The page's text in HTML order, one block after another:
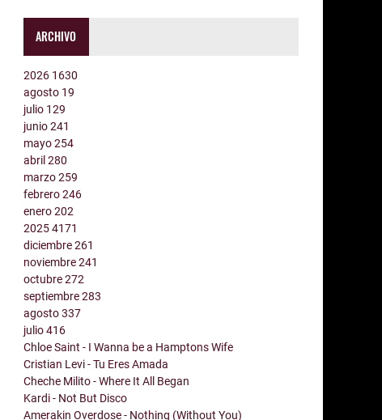
ARCHIVO
2026 1630
agosto 19
julio 129
junio241
mayo254
abril280
marzo259
febrero246
enero202
20254171
diciembre261
noviembre241
octubre272
septiembre283
agosto337
julio416
Chloe Saint - I Wanna be a Hamptons Wife
Cristian Levi - Tu Eres Amada
Cheche Milito - Where It All Began
Kardi - Not But Disco
Amerakin Overdose - Nothing (Without You)